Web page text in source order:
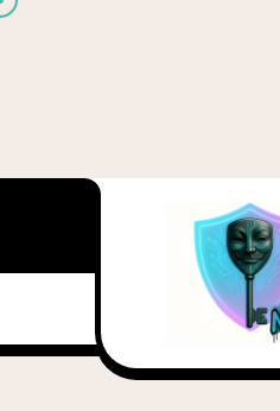
WEB3: UNA